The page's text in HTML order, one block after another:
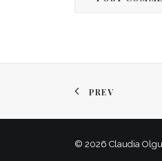
PREV
© 2026 Claudia